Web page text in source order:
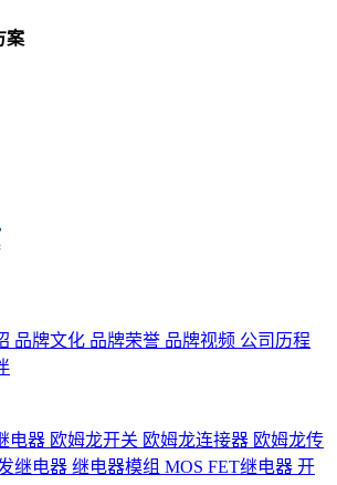
案
品牌文化 品牌荣誉 品牌视频 公司历程
电器 欧姆龙开关 欧姆龙连接器 欧姆龙传
继电器 继电器模组 MOS FET继电器 开